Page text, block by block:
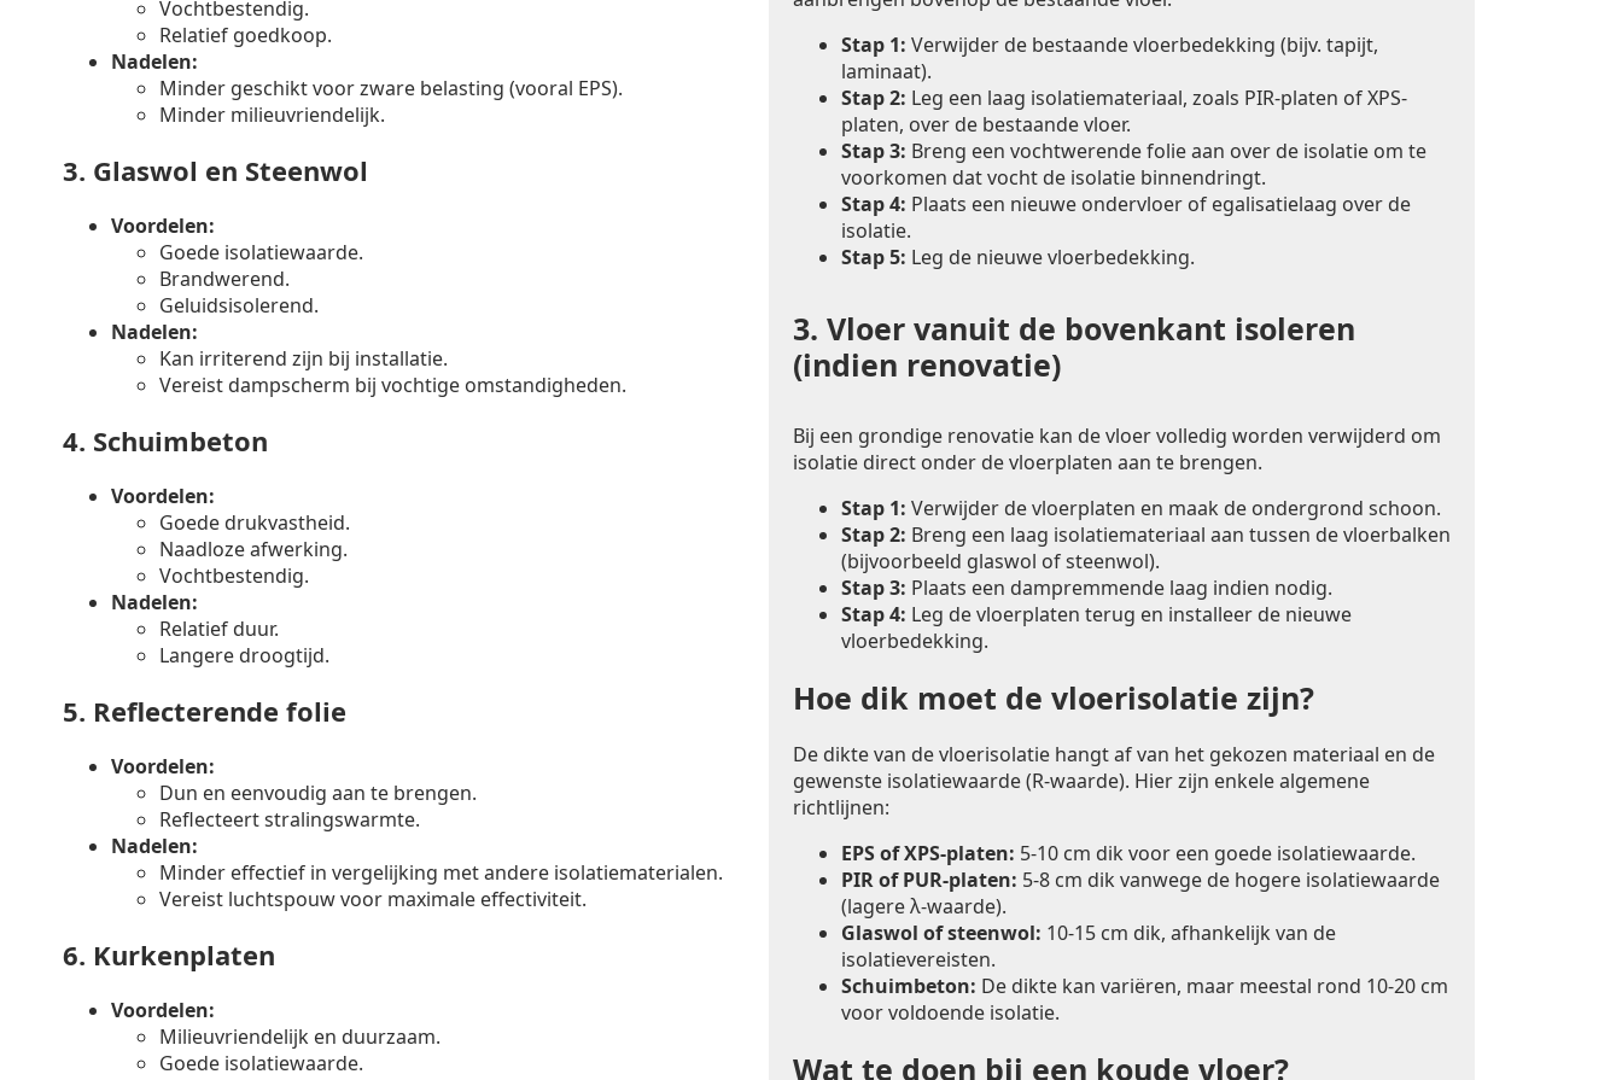
Vochtbestendig.
Relatief goedkoop.
Nadelen:
Minder geschikt voor zware belasting (vooral EPS).
Minder milieuvriendelijk.
3. Glaswol en Steenwol
Voordelen:
Goede isolatiewaarde.
Brandwerend.
Geluidsisolerend.
Nadelen:
Kan irriterend zijn bij installatie.
Vereist dampscherm bij vochtige omstandigheden.
4. Schuimbeton
Voordelen:
Goede drukvastheid.
Naadloze afwerking.
Vochtbestendig.
Nadelen:
Relatief duur.
Langere droogtijd.
5. Reflecterende folie
Voordelen:
Dun en eenvoudig aan te brengen.
Reflecteert stralingswarmte.
Nadelen:
Minder effectief in vergelijking met andere isolatiematerialen.
Vereist luchtspouw voor maximale effectiviteit.
6. Kurkenplaten
Voordelen:
Milieuvriendelijk en duurzaam.
Goede isolatiewaarde.
Stap 1: Verwijder de bestaande vloerbedekking (bijv. tapijt,
laminaat).
Stap 2: Leg een laag isolatiemateriaal, zoals PIR-platen of XPS-
platen, over de bestaande vloer.
Stap 3: Breng een vochtwerende folie aan over de isolatie om te
voorkomen dat vocht de isolatie binnendringt.
Stap 4: Plaats een nieuwe ondervloer of egalisatielaag over de
isolatie.
Stap 5: Leg de nieuwe vloerbedekking.
3. Vloer vanuit de bovenkant isoleren
(indien renovatie)
Bij een grondige renovatie kan de vloer volledig worden verwijderd om
isolatie direct onder de vloerplaten aan te brengen.
Stap 1: Verwijder de vloerplaten en maak de ondergrond schoon.
Stap 2: Breng een laag isolatiemateriaal aan tussen de vloerbalken
(bijvoorbeeld glaswol of steenwol).
Stap 3: Plaats een dampremmende laag indien nodig.
Stap 4: Leg de vloerplaten terug en installeer de nieuwe
vloerbedekking.
Hoe dik moet de vloerisolatie zijn?
De dikte van de vloerisolatie hangt af van het gekozen materiaal en de
gewenste isolatiewaarde (R-waarde). Hier zijn enkele algemene
richtlijnen:
EPS of XPS-platen: 5-10 cm dik voor een goede isolatiewaarde.
PIR of PUR-platen: 5-8 cm dik vanwege de hogere isolatiewaarde
(lagere λ-waarde).
Glaswol of steenwol: 10-15 cm dik, afhankelijk van de
isolatievereisten.
Schuimbeton: De dikte kan variëren, maar meestal rond 10-20 cm
voor voldoende isolatie.
Wat te doen bij een koude vloer?